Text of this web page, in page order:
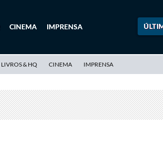
CINEMA IMPRENSA
LIVROS & HQ CINEMA IMPRENSA